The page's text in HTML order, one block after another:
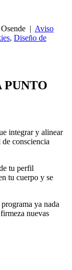
| Aviso
, Diseño de
PUNTO
integrar y alinear
consciencia
tu perfil
tu cuerpo y se
ya nada
nuevas